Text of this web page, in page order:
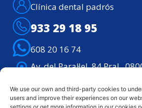
We use our own and third-party cookies to
users and improve their experiences on our
Clínica dental padrós
933 29 18 95
608 20 16 74
Av. del Paral·lel, 84 Pral.,
Atenció telefònica: Dilluns –
9h. a 21h.